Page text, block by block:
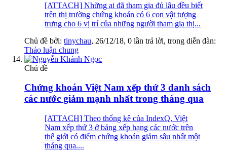
[ATTACH] Những ai đã tham gia đủ lâu đều biết
trên thị trường chứng khoán có 6 con vật tượng
trưng cho 6 vị trí của những người tham gia thị...
Chủ đề bởi: tinychau, 26/12/18, 0 lần trả lời, trong diễn đàn:
Thảo luận chung
Chủ đề
Chứng khoán Việt Nam xếp thứ 3 danh sách
các nước giảm mạnh nhất trong tháng qua
[ATTACH] Theo thống kê của IndexQ, Việt
Nam xếp thứ 3 ở bảng xếp hạng các nước trên
thế giới có điểm chứng khoán giảm sâu nhất một
tháng qua....